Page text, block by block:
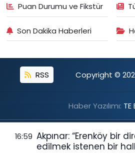
Puan Durumu ve Fikstür
Son Dakika Haberleri
RSS Copyright ©
Haber Yazılımı: TE
16:59 Akpınar: “Erenköy bir
edilmek istenen bir